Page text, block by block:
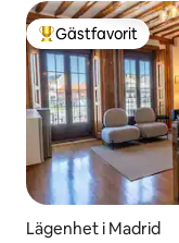
Populär gästfavorit
Gästfavorit
Lägenhet i Madrid